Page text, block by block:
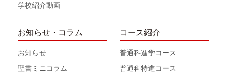
学校紹介動画
お知らせ・コラム
お知らせ
聖書ミニコラム
コース紹介
普通科進学コース
普通科特進コース